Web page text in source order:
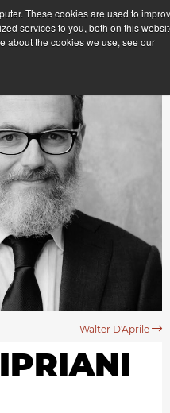
These cookies are used to
services to you, both on this
about the cookies we use, see our
Walter D'Aprile